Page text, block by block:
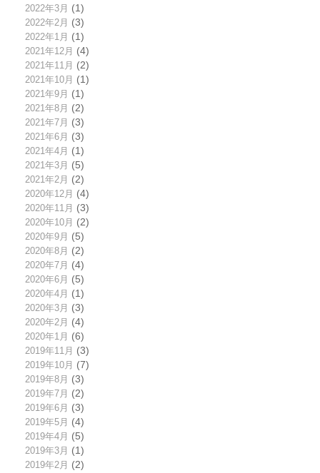
2022年3月 (1)
2022年2月 (3)
2022年1月 (1)
2021年12月 (4)
2021年11月 (2)
2021年10月 (1)
2021年9月 (1)
2021年8月 (2)
2021年7月 (3)
2021年6月 (3)
2021年4月 (1)
2021年3月 (5)
2021年2月 (2)
2020年12月 (4)
2020年11月 (3)
2020年10月 (2)
2020年9月 (5)
2020年8月 (2)
2020年7月 (4)
2020年6月 (5)
2020年4月 (1)
2020年3月 (3)
2020年2月 (4)
2020年1月 (6)
2019年11月 (3)
2019年10月 (7)
2019年8月 (3)
2019年7月 (2)
2019年6月 (3)
2019年5月 (4)
2019年4月 (5)
2019年3月 (1)
2019年2月 (2)